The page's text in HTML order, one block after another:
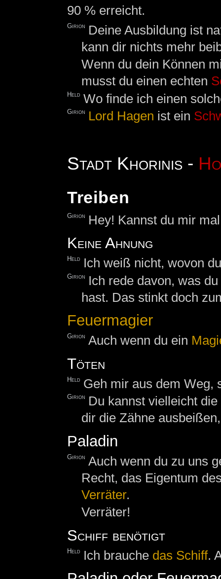
90 % erreicht.
Girion
Deine Ausbildung ist
kann dir nichts mehr
Wenn du dein Können
musst du einen echten
Held Wo finde ich einen
Girion Lord Hagen ist ein
Stadt Khorinis -
Treiben
Girion Hey! Kannst du mir
Keine Ahnung
Held Ich weiß nicht, wovon
Girion
Ich rede davon, was
hast. Das stinkt doch
Feuermagier
Girion Auch wenn du ein
Töten
Held Geh mir aus dem Weg,
Girion
Du kannst vielleicht
dir die Zähne
Paladin
Girion Auch wenn du zu uns
Recht, das Eigentum
Verräter.
Verräter!
Schiff benötigt
Held Ich brauche das Schiff.